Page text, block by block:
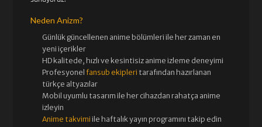
Neden Anizm?
Günlük güncellenen anime bölümleri ile her zaman en
yeni içerikler
HD kalitede, hızlı ve kesintisiz anime izleme deneyimi
Profesyonelfansub ekipleri tarafından hazırlanan
türkçe altyazılar
Mobil uyumlu tasarım ile her cihazdan rahatça anime
izleyin
Anime takvimi ile haftalık yayın programını takip edin